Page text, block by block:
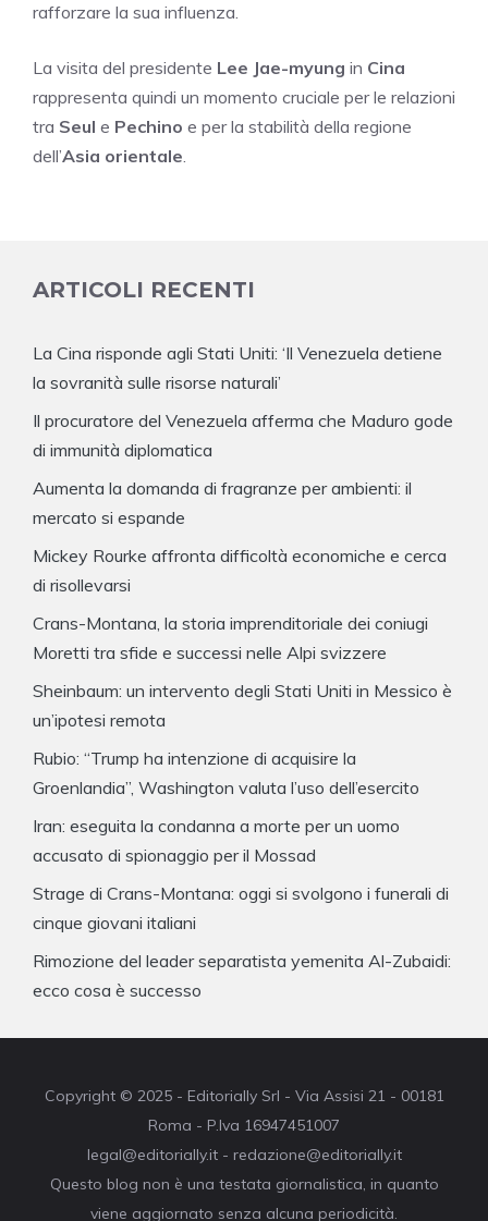
rafforzare la sua influenza.
La visita del presidente Lee Jae-myung in Cina
rappresenta quindi un momento cruciale per le relazioni
tra Seul e Pechino e per la stabilità della regione
dell’Asia orientale.
ARTICOLI RECENTI
La Cina risponde agli Stati Uniti: ‘Il Venezuela detiene
la sovranità sulle risorse naturali’
Il procuratore del Venezuela afferma che Maduro gode
di immunità diplomatica
Aumenta la domanda di fragranze per ambienti: il
mercato si espande
Mickey Rourke affronta difficoltà economiche e cerca
di risollevarsi
Crans-Montana, la storia imprenditoriale dei coniugi
Moretti tra sfide e successi nelle Alpi svizzere
Sheinbaum: un intervento degli Stati Uniti in Messico è
un’ipotesi remota
Rubio: “Trump ha intenzione di acquisire la
Groenlandia”, Washington valuta l’uso dell’esercito
Iran: eseguita la condanna a morte per un uomo
accusato di spionaggio per il Mossad
Strage di Crans-Montana: oggi si svolgono i funerali di
cinque giovani italiani
Rimozione del leader separatista yemenita Al-Zubaidi:
ecco cosa è successo
Copyright © 2025 - Editorially Srl - Via Assisi 21 - 00181
Roma - P.Iva 16947451007
legal@editorially.it - redazione@editorially.it
Questo blog non è una testata giornalistica, in quanto
viene aggiornato senza alcuna periodicità.